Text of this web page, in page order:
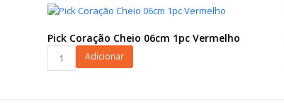
Pick Coração Cheio 06cm 1pc Vermelho
Coração
Adicionar